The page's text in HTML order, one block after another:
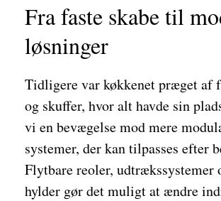
Fra faste skabe til
løsninger
Tidligere var køkkenet præget af
og skuffer, hvor alt havde sin
vi en bevægelse mod mere
systemer, der kan tilpasses efter
Flytbare reoler, udtrækssystemer
hylder gør det muligt at ændre